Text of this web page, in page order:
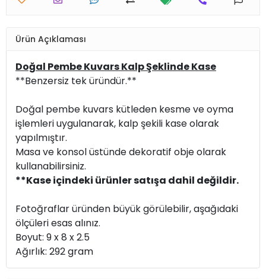
Ürün Açıklaması
Doğal Pembe Kuvars Kalp Şeklinde Kase
**Benzersiz tek üründür.**
Doğal pembe kuvars kütleden kesme ve oyma
işlemleri uygulanarak, kalp şekili kase olarak
yapılmıştır.
Masa ve konsol üstünde dekoratif obje olarak
kullanabilirsiniz.
**Kase içindeki ürünler satışa dahil değildir.
Fotoğraflar üründen büyük görülebilir, aşağıdaki
ölçüleri esas alınız.
Boyut: 9 x 8 x 2.5
Ağırlık: 292 gram